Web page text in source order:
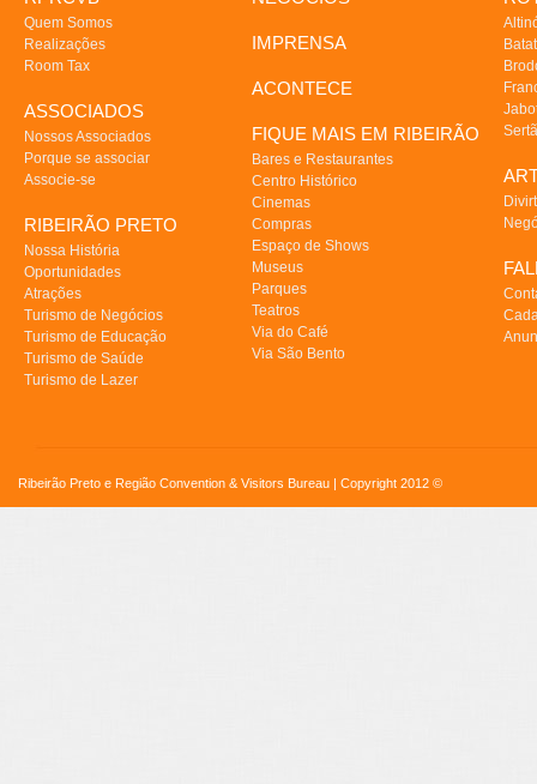
Quem Somos
Realizações
Room Tax
ASSOCIADOS
Nossos Associados
Porque se associar
Associe-se
RIBEIRÃO PRETO
Nossa História
Oportunidades
Atrações
Turismo de Negócios
Turismo de Educação
Turismo de Saúde
Turismo de Lazer
IMPRENSA
ACONTECE
FIQUE MAIS EM RIBEIRÃO
Bares e Restaurantes
Centro Histórico
Cinemas
Compras
Espaço de Shows
Museus
Parques
Teatros
Via do Café
Via São Bento
Ribeirão Preto e Região Convention & Visitors Bureau | Copyright 2012 ©